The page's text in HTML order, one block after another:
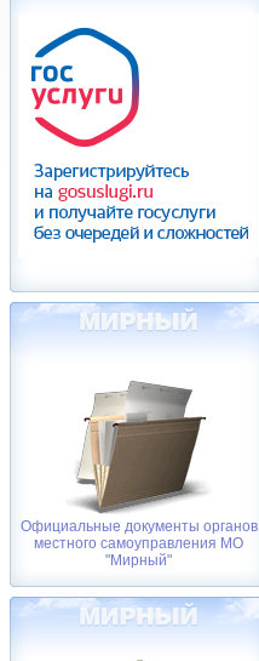
Официальные документы органов
местного самоуправления МО
"Мирный"